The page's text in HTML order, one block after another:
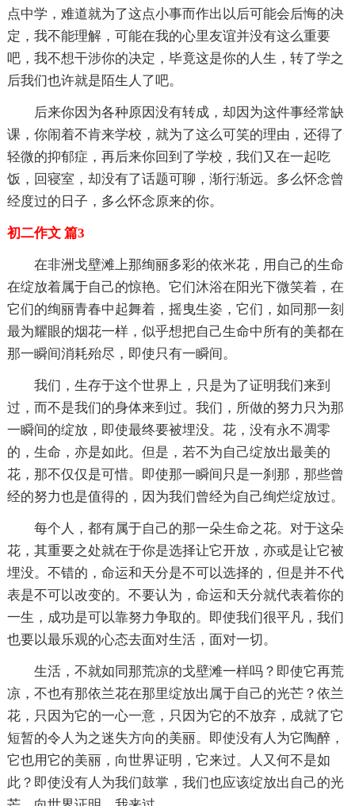
点中学，难道就为了这点小事而作出以后可能会后悔的决
定，我不能理解，可能在我的心里友谊并没有这么重要
吧，我不想干涉你的决定，毕竟这是你的人生，转了学之
后我们也许就是陌生人了吧。
后来你因为各种原因没有转成，却因为这件事经常缺
课，你闹着不肯来学校，就为了这么可笑的理由，还得了
轻微的抑郁症，再后来你回到了学校，我们又在一起吃
饭，回寝室，却没有了话题可聊，渐行渐远。多么怀念曾
经度过的日子，多么怀念原来的你。
初二作文 篇3
在非洲戈壁滩上那绚丽多彩的依米花，用自己的生命
在绽放着属于自己的惊艳。它们沐浴在阳光下微笑着，在
它们的绚丽青春中起舞着，摇曳生姿，它们，如同那一刻
最为耀眼的烟花一样，似乎想把自己生命中所有的美都在
那一瞬间消耗殆尽，即使只有一瞬间。
我们，生存于这个世界上，只是为了证明我们来到
过，而不是我们的身体来到过。我们，所做的努力只为那
一瞬间的绽放，即使最终要被埋没。花，没有永不凋零
的，生命，亦是如此。但是，若不为自己绽放出最美的
花，那不仅仅是可惜。即使那一瞬间只是一刹那，那些曾
经的努力也是值得的，因为我们曾经为自己绚烂绽放过。
每个人，都有属于自己的那一朵生命之花。对于这朵
花，其重要之处就在于你是选择让它开放，亦或是让它被
埋没。不错的，命运和天分是不可以选择的，但是并不代
表是不可以改变的。不要认为，命运和天分就代表着你的
一生，成功是可以靠努力争取的。即使我们很平凡，我们
也要以最乐观的心态去面对生活，面对一切。
生活，不就如同那荒凉的戈壁滩一样吗？即使它再荒
凉，不也有那依兰花在那里绽放出属于自己的光芒？依兰
花，只因为它的一心一意，只因为它的不放弃，成就了它
短暂的令人为之迷失方向的美丽。即使没有人为它陶醉，
它也用它的美丽，向世界证明，它来过。人又何不是如
此？即使没有人为我们鼓掌，我们也应该绽放出自己的光